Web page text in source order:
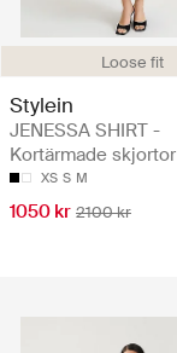
Loose fit
Stylein
JENESSA SHIRT -
Kortärmade skjortor
XS S M
1050 kr 2100 kr